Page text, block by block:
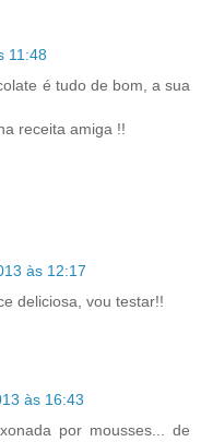
11:48
é tudo de bom, a sua
receita amiga !!
às 12:17
deliciosa, vou testar!!
às 16:43
por mousses... de